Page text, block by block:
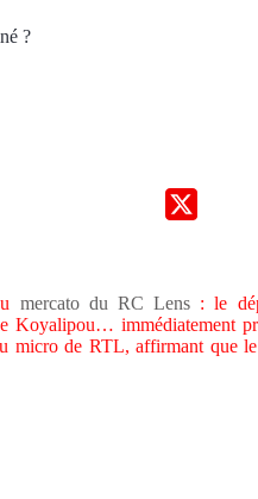
?
mercato du RC Lens : le
Koyalipou… immédiatement
micro de RTL, affirmant que